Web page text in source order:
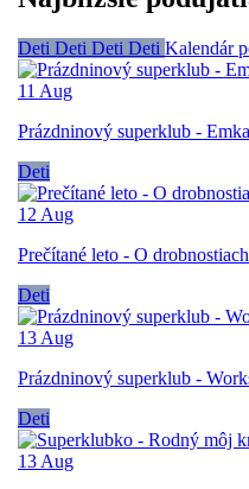
Deti Deti Deti Deti Kalendár
11 Aug
Prázdninový superklub -
Deti
12 Aug
Prečítané leto - O drobnostiach
Deti
13 Aug
Prázdninový superklub -
Deti
13 Aug